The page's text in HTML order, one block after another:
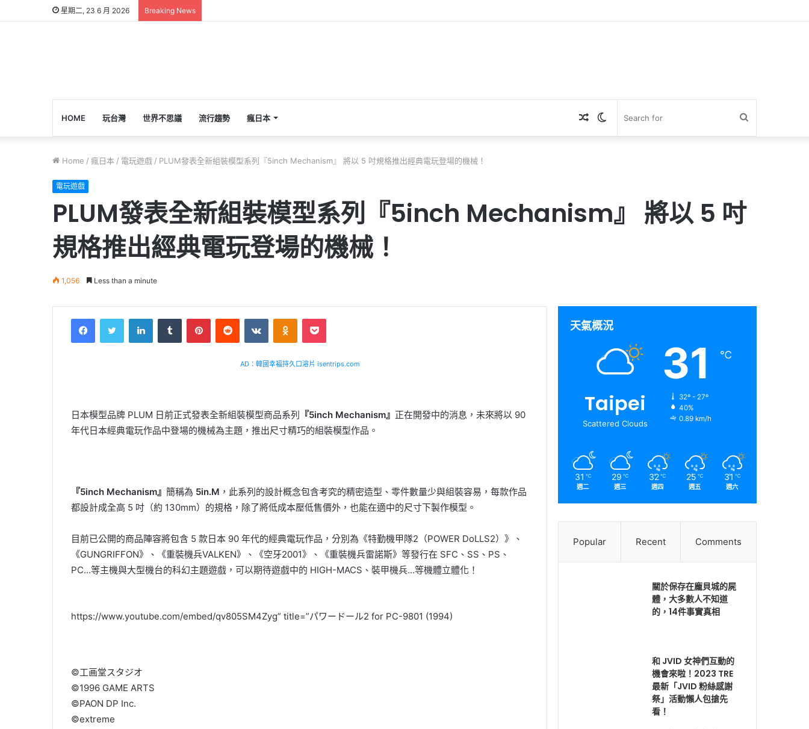
星期二, 23 6 月 2026 Breaking News
HOME 玩台灣 世界不思議 流行趨勢 瘋日本 Switch
Random
Home / 瘋日本 / 電玩遊戲 / PLUM發表全新組裝模型系列『5inch Mechanism』 將以 5 吋規格推出經典電玩登場的機械！
電玩遊戲
PLUM發表全新組裝模型系列『5inch Mechanism』 將以 5 吋
規格推出經典電玩登場的機械！
1,056 Less than a minute
FacebookTwitter LinkedInTumblr PinterestReddit VKontakteOdnoklassniki
Pocket
AD：韓國幸福持久口溶片 isentrips.com
日本模型品牌 PLUM 日前正式發表全新組裝模型商品系列 『5inch Mechanism』 正在開發中的消息，未來將以 90
年代日本經典電玩作品中登場的機械為主題，推出尺寸精巧的組裝模型作品。
『5inch Mechanism』 簡稱為 5in.M ，此系列的設計概念包含考究的精密造型、零件數量少與組裝容易，每款作品
都設計成全高 5 吋（約 130mm）的規格，除了將低成本壓低售價外，也能在適中的尺寸下製作模型。
目前已公開的商品陣容將包含 5 款日本 90 年代的經典電玩作品，分別為《特勤機甲隊2（POWER DoLLS2）》、
《GUNGRIFFON》、《重裝機兵VALKEN》、《空牙2001》、《重裝機兵雷諾斯》等發行在 SFC、SS、PS、
PC…等主機與大型機台的科幻主題遊戲，可以期待遊戲中的 HIGH-MACS、裝甲機兵…等機體立體化！
https://www.youtube.com/embed/qv805SM4Zyg” title=”パワードール2 for PC-9801 (1994)
©工画堂スタジオ
©1996 GAME ARTS
©PAON DP Inc.
©extreme
天氣概況
Taipei
Scattered Clouds
31 ℃
32º - 27º
40%
0.89 km/h
31 ℃
週二
29 ℃
週三
32 ℃
週四
25 ℃
週五
31 ℃
週六
Popular Recent Comments
關於保存在龐貝城的屍
體，大多數人不知道
的，14件事實真相
和 JVID 女神們互動的
機會來啦！2023 TRE
最新「JVID 粉絲感謝
祭」活動懶人包搶先
看！